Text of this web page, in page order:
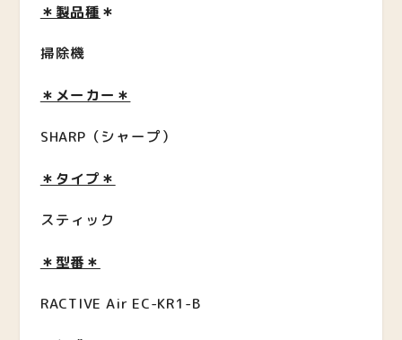
＊製品種 ＊
掃除機
＊メーカー＊
SHARP（シャープ）
＊タイプ＊
スティック
＊型番＊
RACTIVE Air EC-KR1-B